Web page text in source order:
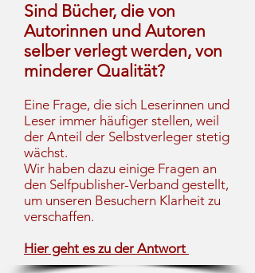
Sind Bücher, die von
Autorinnen und Autoren
selber verlegt werden, von
minderer Qualität?
Eine Frage, die sich Leserinnen und
Leser immer häufiger stellen, weil
der Anteil der Selbstverleger stetig
wächst.
Wir haben dazu einige Fragen an
den Selfpublisher-Verband gestellt,
um unseren Besuchern Klarheit zu
verschaffen.
Hier geht es zu der Antwort